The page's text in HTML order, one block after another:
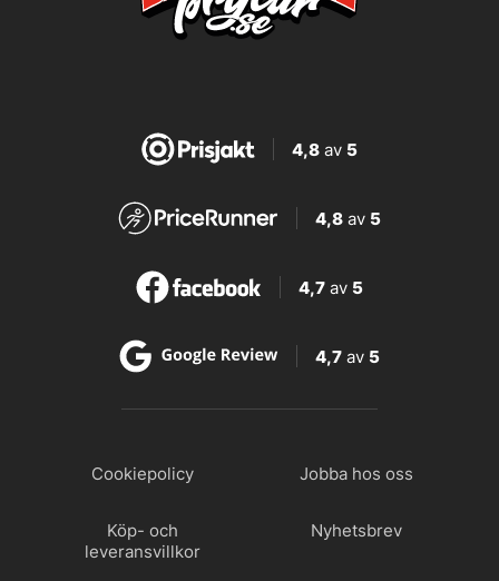
4,8av 5
4,8 av 5
4,7 av 5
4,7 av 5
Cookiepolicy Jobba hos oss
Köp- och
leveransvillkor
Nyhetsbrev